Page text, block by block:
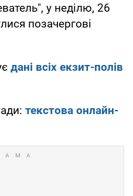
у неділю, 26
позачергові
дані всіх екзит-полів
текстова онлайн-